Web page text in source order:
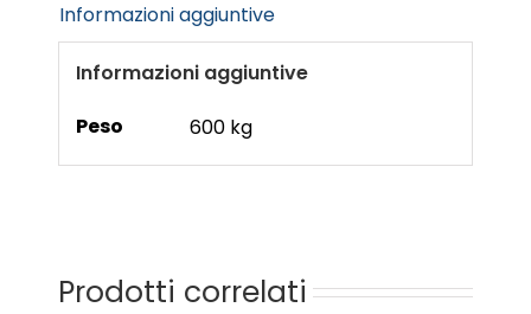
Informazioni aggiuntive
Informazioni aggiuntive
Peso
600 kg
Prodotti correlati